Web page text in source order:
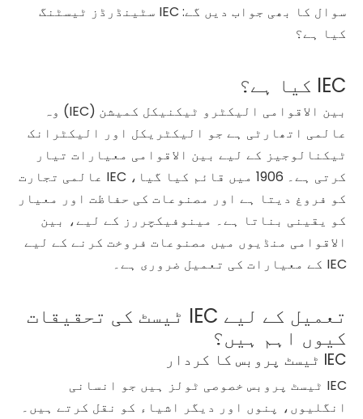
سوال کا بھی جواب دیں گے: IEC سٹینڈرڈز ٹیسٹنگ
کیا ہے؟
IEC کیا ہے؟
بین الاقوامی الیکٹرو ٹیکنیکل کمیشن (IEC) وہ
عالمی اتھارٹی ہے جو الیکٹریکل اور الیکٹرانک
ٹیکنالوجیز کے لیے بین الاقوامی معیارات تیار
کرتی ہے۔ 1906 میں قائم کیا گیا، IEC عالمی تجارت
کو فروغ دیتا ہے اور مصنوعات کی حفاظت اور معیار
کو یقینی بناتا ہے۔ مینوفیکچررز کے لیے، بین
الاقوامی منڈیوں میں مصنوعات فروخت کرنے کے لیے
IEC کے معیارات کی تعمیل ضروری ہے۔
تعمیل کے لیے IEC ٹیسٹ کی تحقیقات
کیوں اہم ہیں؟
IEC ٹیسٹ پروبس کا کردار
IEC ٹیسٹ پروبس خصوصی ٹولز ہیں جو انسانی
انگلیوں، پنوں اور دیگر اشیاء کو نقل کرتے ہیں۔